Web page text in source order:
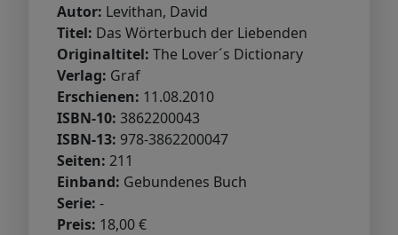
Autor: Levithan, David
Titel: Das Wörterbuch der Liebenden
Originaltitel: The Lover´s Dictionary
Verlag: Graf
Erschienen: 11.08.2010
ISBN-10: 3862200043
ISBN-13: 978-3862200047
Seiten: 211
Einband: Gebundenes Buch
Serie: -
Preis: 18,00 €